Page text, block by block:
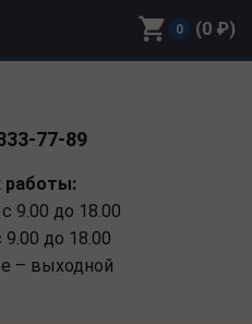
0 (0 ₽)
77-89
работы:
9.00 до 18.00
до 18.00
– выходной